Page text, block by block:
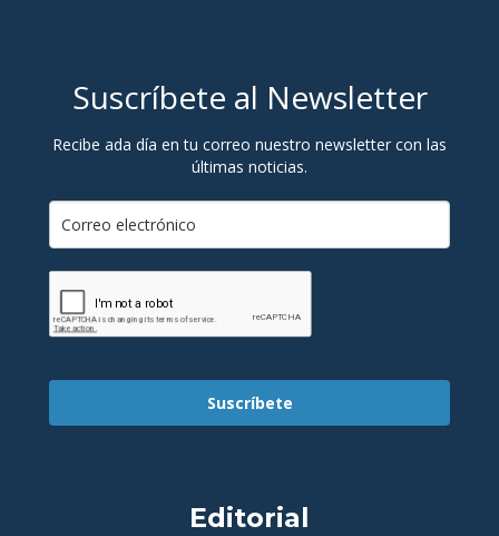
Suscríbete al Newsletter
Recibe ada día en tu correo nuestro newsletter con las
últimas noticias.
Suscríbete
Editorial